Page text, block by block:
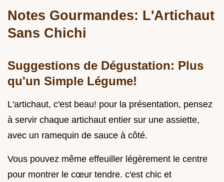
Notes Gourmandes: L'Artichaut
Sans Chichi
Suggestions de Dégustation: Plus
qu'un Simple Légume!
L'artichaut, c'est beau! pour la présentation, pensez
à servir chaque artichaut entier sur une assiette,
avec un ramequin de sauce à côté.
Vous pouvez même effeuiller légèrement le centre
pour montrer le cœur tendre. c'est chic et